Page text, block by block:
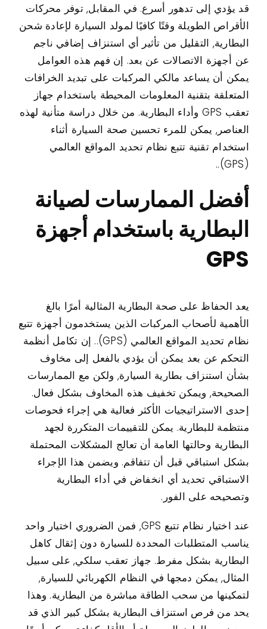
قد يؤدي إلى تدهور أسرع. في المقابل, توفر محركات
الأقراص الطويلة وقتًا كافيًا لمولد السيارة لإعادة شحن
البطارية, التقليل من تأثير أي استنزاف إضافي ناجم
عن أجهزة الاتصالات عن بعد. إن فهم هذه العوامل
يمكن أن يساعد مالكي المركبات على تبديد الخرافات
المتعلقة بتقنية المعلومات المحيطة باستخدام جهاز
تعقب GPS وأداء البطارية. من خلال دراسة متأنية لهذه
العناصر, يمكن للمرء تحسين صحة السيارة أثناء
استخدام تقنية تتبع نظام تحديد المواقع العالمي
(GPS)..
أفضل الممارسات لصيانة
البطارية باستخدام أجهزة
GPS
يعد الحفاظ على صحة البطارية المثالية أمرًا بالغ
الأهمية لأصحاب المركبات الذين يستخدمون أجهزة تتبع
نظام تحديد المواقع العالمي (GPS).. إن تكامل أنظمة
التحكم عن بعد يمكن أن يؤدي بالفعل إلى مخاوف
بشأن استنزاف بطارية السيارة, ولكن مع الممارسات
الصحيحة, ويمكن تخفيف هذه المخاوف بشكل فعال.
إحدى الاستراتيجيات الأكثر فعالية هي إجراء فحوصات
منتظمة للبطارية. يمكن للتقييمات المتكررة لجهد
البطارية وحالتها العامة أن تعالج المشكلات المحتملة
بشكل استباقي قبل أن تتفاقم. ويضمن هذا الإجراء
الاستباقي تحديد أي انخفاض في أداء البطارية
وتصحيحه على الفور.
عند اختيار نظام تتبع GPS, فمن الضروري اختيار واحد
يناسب المتطلبات المحددة للسيارة دون إثقال كاهل
البطارية بشكل مفرط. جهاز تعقب سلكي, على سبيل
المثال, يمكن دمجها في النظام الكهربائي للسيارة,
لتمكينها من سحب الطاقة مباشرة من البطارية. وهذا
يحد من فرص استنزاف البطارية بشكل كبير الذي قد